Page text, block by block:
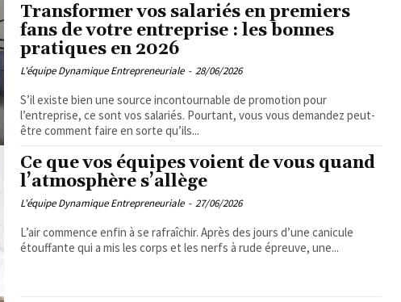
Transformer vos salariés en premiers
fans de votre entreprise : les bonnes
pratiques en 2026
L'équipe Dynamique Entrepreneuriale - 28/06/2026
S’il existe bien une source incontournable de promotion pour
l’entreprise, ce sont vos salariés. Pourtant, vous vous demandez peut-
être comment faire en sorte qu’ils...
Ce que vos équipes voient de vous quand
l’atmosphère s’allège
L'équipe Dynamique Entrepreneuriale - 27/06/2026
L’air commence enfin à se rafraîchir. Après des jours d’une canicule
étouffante qui a mis les corps et les nerfs à rude épreuve, une...